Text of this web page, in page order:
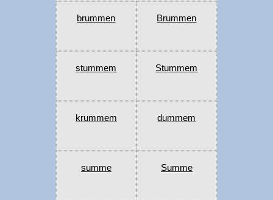
brummen Brummen
stummem Stummem
krummem dummem
summe Summe